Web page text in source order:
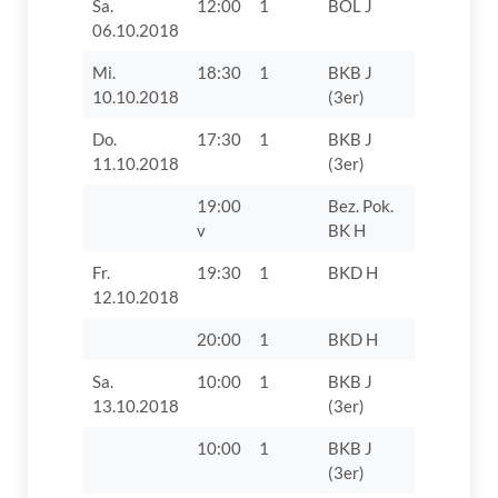
Sa.
06.10.2018
12:00 1 BOL J
Mi.
10.10.2018
18:30 1
BKB J
(3er)
Do.
11.10.2018
17:30 1
BKB J
(3er)
19:00
v
Bez. Pok.
BK H
Fr.
12.10.2018
19:30 1 BKD H
20:00 1 BKD H
Sa.
13.10.2018
10:00 1
BKB J
(3er)
10:00 1
BKB J
(3er)